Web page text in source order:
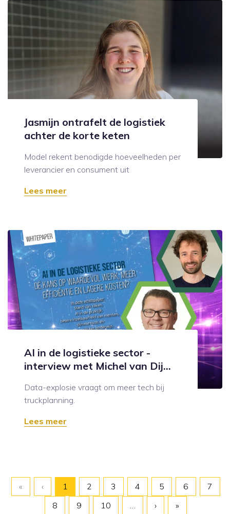
Jasmijn ontrafelt de logistiek
achter de korte keten
Model rekent benodigde hoeveelheden per
leverancier en consument uit
Lees meer
AI in de logistieke sector -
interview met Michel van Dij...
Data-explosie vraagt om meer tech bij
truckplanning.
Lees meer
« ‹ 1 2 3 4 5 6
7
8
9 10 › »